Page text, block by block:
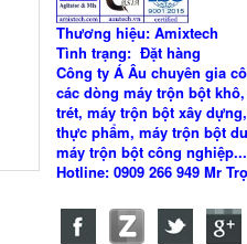
Thương hiệu: Amixtech
Tình trạng: Đặt hàng
Công ty Á Âu chuyên gia
các dòng máy trộn bột
trét, máy trộn bột xây
thực phẩm, máy trộn bột
máy trộn bột công
Hotline: 0909 266 949 Mr